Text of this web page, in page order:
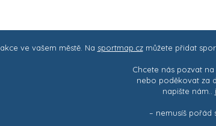
ve vašem městě. Na sportmap.czmůžete přidat
Chcete nás pozvat
nebo poděkovat za
napište nám..
– nemusíš pořád